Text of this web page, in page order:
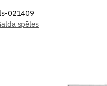
021409
spēles